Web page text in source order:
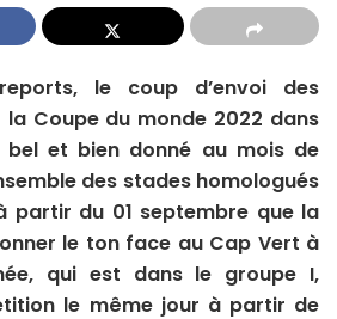
le coup d’envoi des
Coupe du monde 2022 dans
bel et bien donné au mois de
des stades homologués
partir du 01 septembre que la
le ton face au Cap Vert à
qui est dans le groupe I,
le même jour à partir de